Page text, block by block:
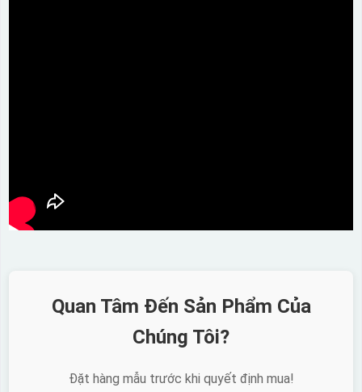
Quan Tâm Đến Sản Phẩm Của
Chúng Tôi?
Đặt hàng mẫu trước khi quyết định mua!